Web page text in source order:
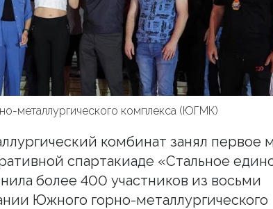
металлургического комплекса (ЮГМК)
комбинат занял первое
спартакиаде «Стальное
более 400 участников из восьми
Южного горно-металлургического